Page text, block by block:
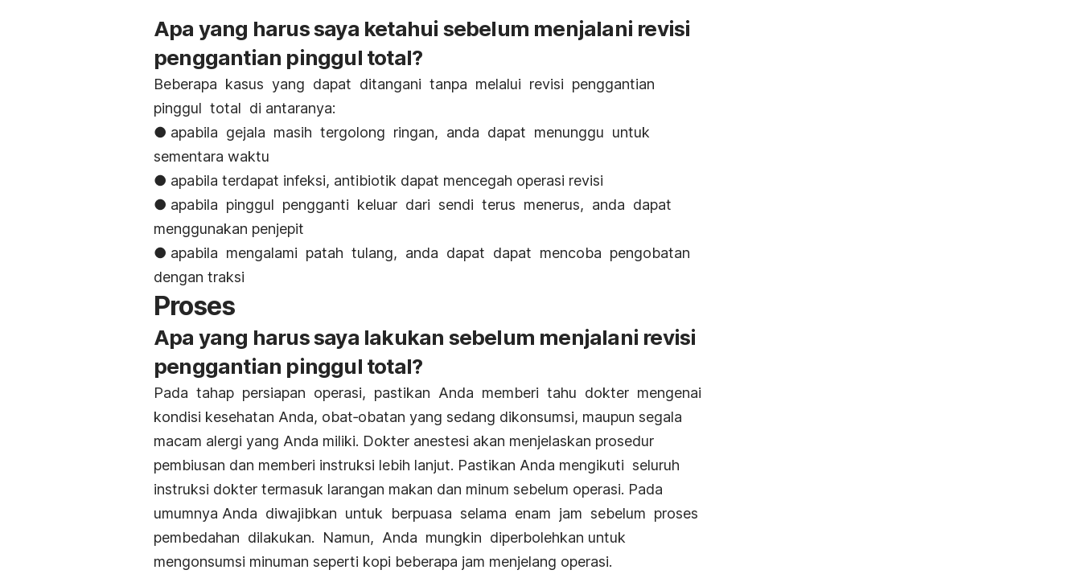
Apa yang harus saya ketahui sebelum menjalani revisi
penggantian pinggul total?
Beberapa kasus yang dapat ditangani tanpa melalui revisi penggantian
pinggul total di antaranya:
● apabila gejala masih tergolong ringan, anda dapat menunggu untuk
sementara waktu
● apabila terdapat infeksi, antibiotik dapat mencegah operasi revisi
● apabila pinggul pengganti keluar dari sendi terus menerus, anda dapat
menggunakan penjepit
● apabila mengalami patah tulang, anda dapat dapat mencoba pengobatan
dengan traksi
Proses
Apa yang harus saya lakukan sebelum menjalani revisi
penggantian pinggul total?
Pada tahap persiapan operasi, pastikan Anda memberi tahu dokter mengenai
kondisi kesehatan Anda, obat‐obatan yang sedang dikonsumsi, maupun segala
macam alergi yang Anda miliki. Dokter anestesi akan menjelaskan prosedur
pembiusan dan memberi instruksi lebih lanjut. Pastikan Anda mengikuti seluruh
instruksi dokter termasuk larangan makan dan minum sebelum operasi. Pada
umumnya Anda diwajibkan untuk berpuasa selama enam jam sebelum proses
pembedahan dilakukan. Namun, Anda mungkin diperbolehkan untuk
mengonsumsi minuman seperti kopi beberapa jam menjelang operasi.